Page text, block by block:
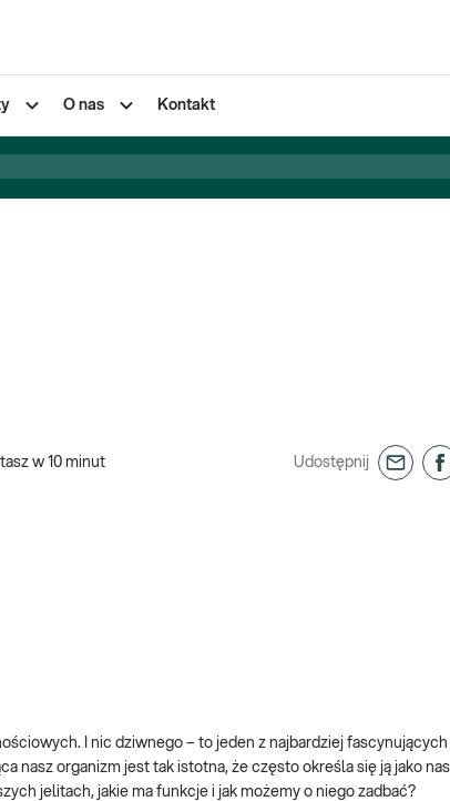
O nas Kontakt
w 10 minut Udostępnij
I nic dziwnego – to jeden z najbardziej
nasz organizm jest tak istotna, że ​​często określa się ją jako
jelitach, jakie ma funkcje i jak możemy o niego zadbać?